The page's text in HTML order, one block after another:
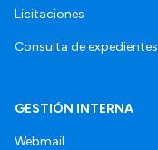
Licitaciones
Consulta de expedientes
GESTIÓN INTERNA
Webmail